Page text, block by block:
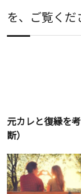
を、ご覧く
元カレと復縁を
断）